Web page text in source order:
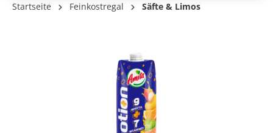
Startseite Feinkostregal Säfte & Limos